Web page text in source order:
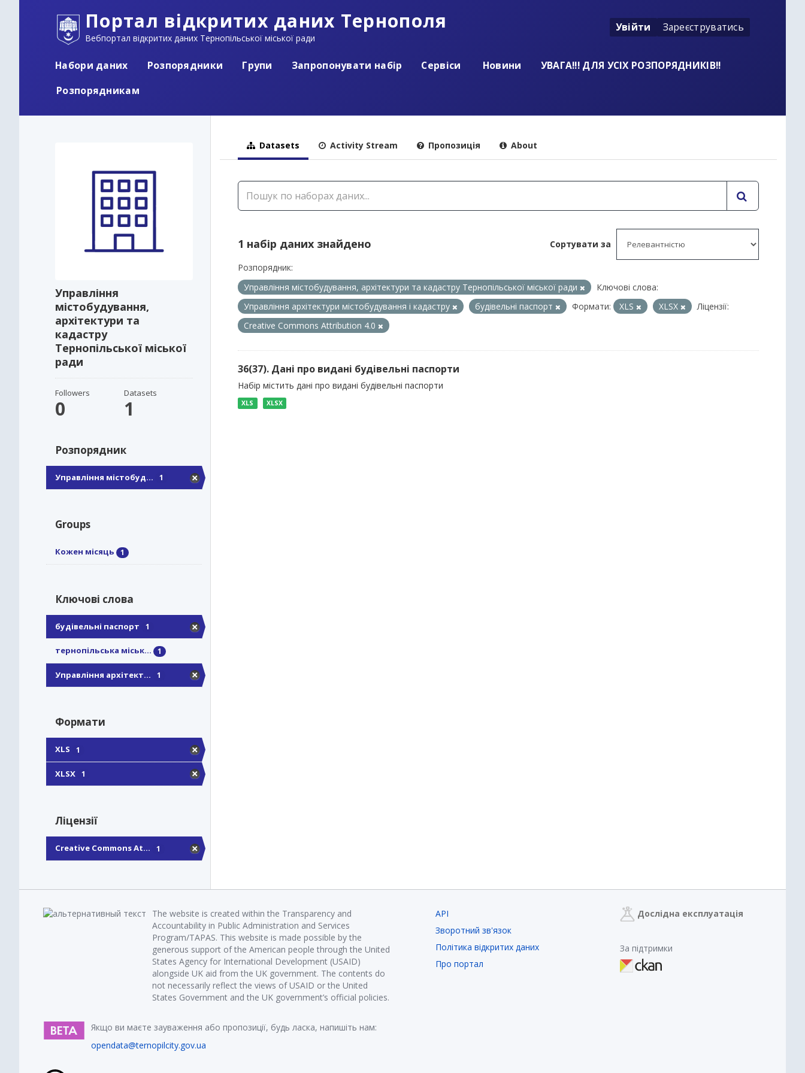
Портал відкритих даних Тернополя
Вебпортал відкритих даних Тернопільської міської ради
Увійти Зареєструватись
Набори даних Розпорядники Групи Запропонувати набір Сервіси Новини
УВАГА!!! ДЛЯ УСІХ РОЗПОРЯДНИКІВ!!
Розпорядникам
Управління
містобудування,
архітектури та
кадастру
Тернопільської міської
ради
Followers
0
Datasets
1
Розпорядник
Управління містобуд... 1
Groups
Кожен місяць 1
Ключові слова
будівельні паспорт 1
тернопільська міськ... 1
Управління архітект... 1
Формати
XLS 1
XLSX 1
Ліцензії
Creative Commons At... 1
Datasets Activity Stream Пропозиція About
Сортувати за
1 набір даних знайдено
Розпорядник:
Управління містобудування, архітектури та кадастру Тернопільської міської ради
Ключові слова:
Управління архітектури містобудування і кадастру
будівельні паспорт Формати: XLS XLSX
Ліцензії:
Creative Commons Attribution 4.0
36(37). Дані про видані будівельні паспорти
Набір містить дані про видані будівельні паспорти
XLS XLSX
The website is created within the Transparency and
Accountability in Public Administration and Services
Program/TAPAS. This website is made possible by the
generous support of the American people through the United
States Agency for International Development (USAID)
alongside UK aid from the UK government. The contents do
not necessarily reflect the views of USAID or the United
States Government and the UK government’s official policies.
Якщо ви маєте зауваження або пропозиції, будь ласка, напишіть нам:
opendata@ternopilcity.gov.ua
API
Зворотний зв'язок
Політика відкритих даних
Про портал
Дослідна експлуатація
За підтримки